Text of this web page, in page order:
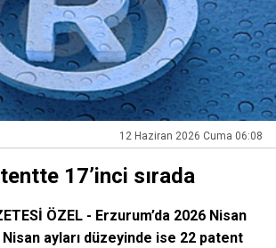
12 Haziran 2026 Cuma 06:08
17’inci sırada
ÖZEL - Erzurum’da 2026 Nisan
Nisan ayları düzeyinde ise 22 patent